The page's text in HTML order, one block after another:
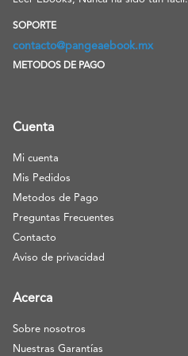
SOPORTE
contacto@pangeaebook.mx
METODOS DE PAGO
Cuenta
Mi cuenta
Mis Pedidos
Metodos de Pago
Preguntas Frecuentes
Contacto
Aviso de privacidad
Acerca
Sobre nosotros
Nuestras Garantías